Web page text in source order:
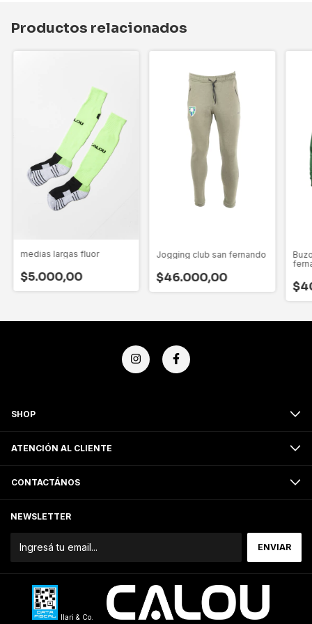
Productos relacionados
medias largas fluor
$5.000,00
Jogging club san fernando
$46.000,00
SHOP
ATENCIÓN AL CLIENTE
CONTACTÁNOS
NEWSLETTER
Ilari & Co.